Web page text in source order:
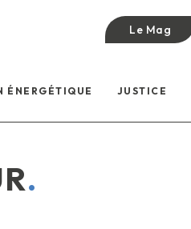
Le Mag
ÉNERGÉTIQUE JUSTICE
.